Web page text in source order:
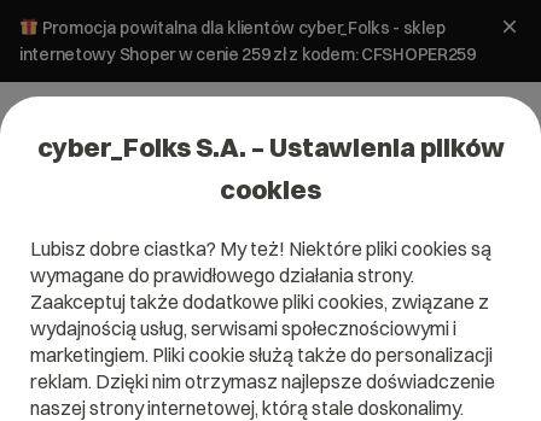
Promocja powitalna dla klientów cyber_Folks - sklep
internetowy Shoper w cenie 259 zł z kodem: CFSHOPER259
Aktualności
Jak wyczyścić pamięć podręczną
przeglądarek
7 czerwca 2023 ok.2min
cyber_Folks S.A. – Ustawienia plików
cookies
Lubisz dobre ciastka? My też! Niektóre pliki cookies są
wymagane do prawidłowego działania strony.
Zaakceptuj także dodatkowe pliki cookies, związane z
wydajnością usług, serwisami społecznościowymi i
marketingiem. Pliki cookie służą także do personalizacji
reklam. Dzięki nim otrzymasz najlepsze doświadczenie
naszej strony internetowej, którą stale doskonalimy.